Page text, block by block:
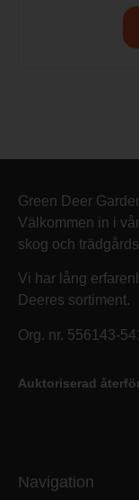
Green Deer
Välkommen in i
skog och
Vi har lång
Deeres sortiment.
Org. nr. 556143-
Auktoriserad
Navigation